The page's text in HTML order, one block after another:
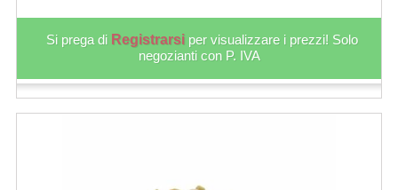
Si prega di Registrarsi per visualizzare i prezzi! Solo
negozianti con P. IVA